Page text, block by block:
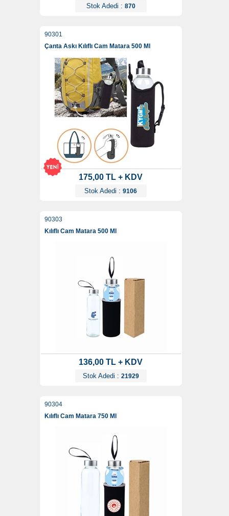
Stok Adedi : 870
90301
Çanta Askı Kılıflı Cam Matara 500 Ml
175,00 TL + KDV
Stok Adedi : 9106
90303
Kılıflı Cam Matara 500 Ml
136,00 TL + KDV
Stok Adedi : 21929
90304
Kılıflı Cam Matara 750 Ml